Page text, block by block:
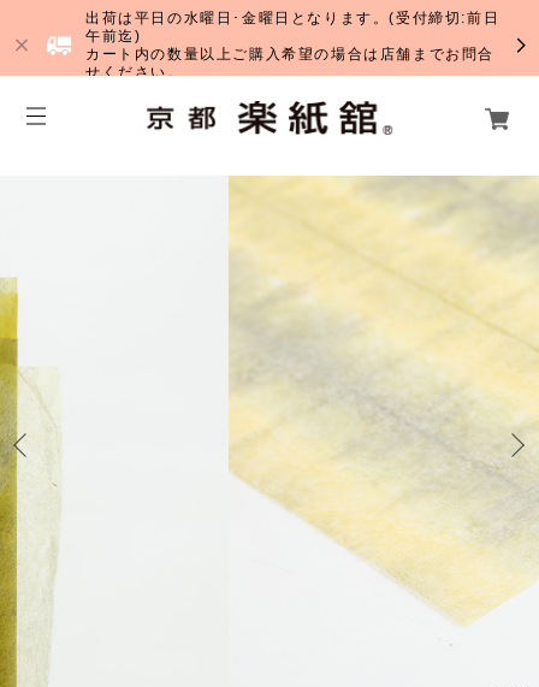
出荷は平日の水曜日･金曜日となります。(受付締切:前日
午前迄)
カート内の数量以上ご購入希望の場合は店舗までお問合
せください。